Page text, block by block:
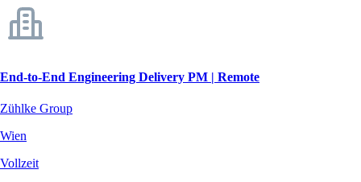
End-to-End Engineering Delivery PM | Remote
Zühlke Group
Wien
Vollzeit